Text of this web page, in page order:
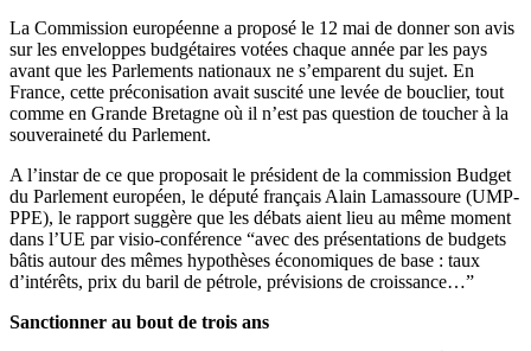
La Commission européenne a proposé le 12 mai de donner son avis
sur les enveloppes budgétaires votées chaque année par les pays
avant que les Parlements nationaux ne s’emparent du sujet. En
France, cette préconisation avait suscité une levée de bouclier, tout
comme en Grande Bretagne où il n’est pas question de toucher à la
souveraineté du Parlement.
A l’instar de ce que proposait le président de la commission Budget
du Parlement européen, le député français Alain Lamassoure (UMP-
PPE), le rapport suggère que les débats aient lieu au même moment
dans l’UE par visio-conférence “avec des présentations de budgets
bâtis autour des mêmes hypothèses économiques de base : taux
d’intérêts, prix du baril de pétrole, prévisions de croissance…”
Sanctionner au bout de trois ans